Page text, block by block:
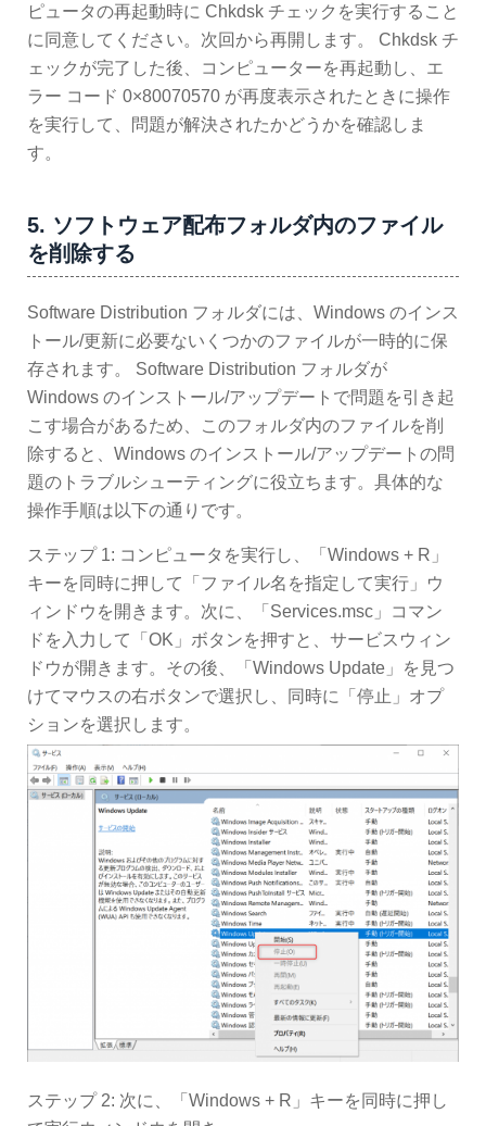
ピュータの再起動時に Chkdsk チェックを実行すること
に同意してください。次回から再開します。 Chkdsk チ
ェックが完了した後、コンピューターを再起動し、エ
ラー コード 0×80070570 が再度表示されたときに操作
を実行して、問題が解決されたかどうかを確認しま
す。
5. ソフトウェア配布フォルダ内のファイル
を削除する
Software Distribution フォルダには、Windows のインス
トール/更新に必要ないくつかのファイルが一時的に保
存されます。 Software Distribution フォルダが
Windows のインストール/アップデートで問題を引き起
こす場合があるため、このフォルダ内のファイルを削
除すると、Windows のインストール/アップデートの問
題のトラブルシューティングに役立ちます。具体的な
操作手順は以下の通りです。
ステップ 1: コンピュータを実行し、「Windows + R」
キーを同時に押して「ファイル名を指定して実行」ウ
ィンドウを開きます。次に、「Services.msc」コマン
ドを入力して「OK」ボタンを押すと、サービスウィン
ドウが開きます。その後、「Windows Update」を見つ
けてマウスの右ボタンで選択し、同時に「停止」オプ
ションを選択します。
ステップ 2: 次に、「Windows + R」キーを同時に押し